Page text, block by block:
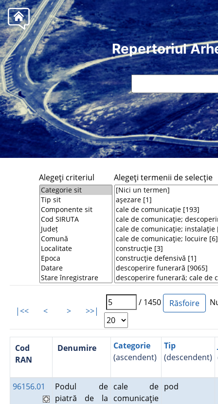
Repertoriul
Alegeţi criteriul Alegeţi termenii de selecţie
|<< < > >>|
/ 1450
Cod
RAN
Denumire
Categorie
(ascendent)
Tip
(descendent)
96156.01
Podul de
piatră de la
cale de
comunicaţie
pod